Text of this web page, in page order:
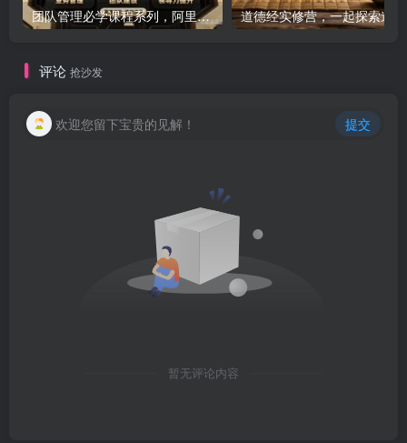
团队管理必学课程系列，阿里巴巴“腿部三板斧”
评论 抢沙发
欢迎您留下宝贵的见解！ 提交
暂无评论内容